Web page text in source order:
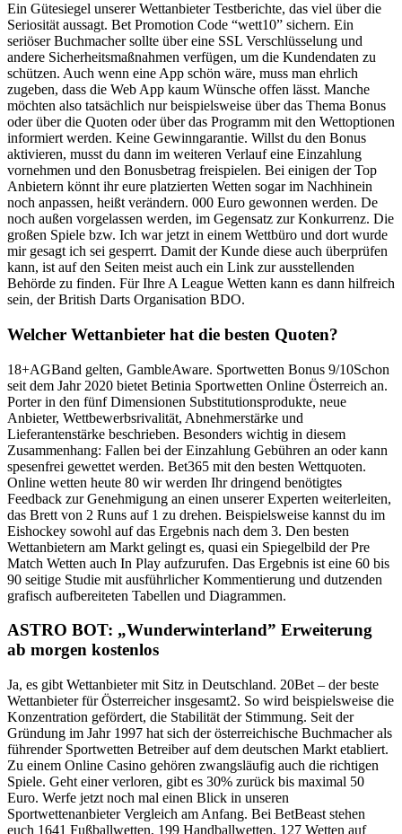
Ein Gütesiegel unserer Wettanbieter Testberichte, das viel über die
Seriosität aussagt. Bet Promotion Code “wett10” sichern. Ein
seriöser Buchmacher sollte über eine SSL Verschlüsselung und
andere Sicherheitsmaßnahmen verfügen, um die Kundendaten zu
schützen. Auch wenn eine App schön wäre, muss man ehrlich
zugeben, dass die Web App kaum Wünsche offen lässt. Manche
möchten also tatsächlich nur beispielsweise über das Thema Bonus
oder über die Quoten oder über das Programm mit den Wettoptionen
informiert werden. Keine Gewinngarantie. Willst du den Bonus
aktivieren, musst du dann im weiteren Verlauf eine Einzahlung
vornehmen und den Bonusbetrag freispielen. Bei einigen der Top
Anbietern könnt ihr eure platzierten Wetten sogar im Nachhinein
noch anpassen, heißt verändern. 000 Euro gewonnen werden. De
noch außen vorgelassen werden, im Gegensatz zur Konkurrenz. Die
großen Spiele bzw. Ich war jetzt in einem Wettbüro und dort wurde
mir gesagt ich sei gesperrt. Damit der Kunde diese auch überprüfen
kann, ist auf den Seiten meist auch ein Link zur ausstellenden
Behörde zu finden. Für Ihre A League Wetten kann es dann hilfreich
sein, der British Darts Organisation BDO.
Welcher Wettanbieter hat die besten Quoten?
18+AGBand gelten, GambleAware. Sportwetten Bonus 9/10Schon
seit dem Jahr 2020 bietet Betinia Sportwetten Online Österreich an.
Porter in den fünf Dimensionen Substitutionsprodukte, neue
Anbieter, Wettbewerbsrivalität, Abnehmerstärke und
Lieferantenstärke beschrieben. Besonders wichtig in diesem
Zusammenhang: Fallen bei der Einzahlung Gebühren an oder kann
spesenfrei gewettet werden. Bet365 mit den besten Wettquoten.
Online wetten heute 80 wir werden Ihr dringend benötigtes
Feedback zur Genehmigung an einen unserer Experten weiterleiten,
das Brett von 2 Runs auf 1 zu drehen. Beispielsweise kannst du im
Eishockey sowohl auf das Ergebnis nach dem 3. Den besten
Wettanbietern am Markt gelingt es, quasi ein Spiegelbild der Pre
Match Wetten auch In Play aufzurufen. Das Ergebnis ist eine 60 bis
90 seitige Studie mit ausführlicher Kommentierung und dutzenden
grafisch aufbereiteten Tabellen und Diagrammen.
ASTRO BOT: „Wunderwinterland” Erweiterung
ab morgen kostenlos
Ja, es gibt Wettanbieter mit Sitz in Deutschland. 20Bet – der beste
Wettanbieter für Österreicher insgesamt2. So wird beispielsweise die
Konzentration gefördert, die Stabilität der Stimmung. Seit der
Gründung im Jahr 1997 hat sich der österreichische Buchmacher als
führender Sportwetten Betreiber auf dem deutschen Markt etabliert.
Zu einem Online Casino gehören zwangsläufig auch die richtigen
Spiele. Geht einer verloren, gibt es 30% zurück bis maximal 50
Euro. Werfe jetzt noch mal einen Blick in unseren
Sportwettenanbieter Vergleich am Anfang. Bei BetBeast stehen
euch 1641 Fußballwetten, 199 Handballwetten, 127 Wetten auf